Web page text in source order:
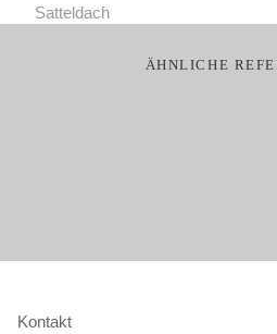
Satteldach
Ähnliche
Kontakt